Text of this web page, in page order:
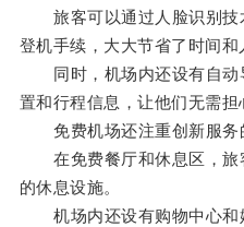
旅客可以通过人脸识别技
登机手续，大大节省了时间和
同时，机场内还设有自动
置和行程信息，让他们无需担
免费机场还注重创新服务
在免费餐厅和休息区，旅
的休息设施。
机场内还设有购物中心和